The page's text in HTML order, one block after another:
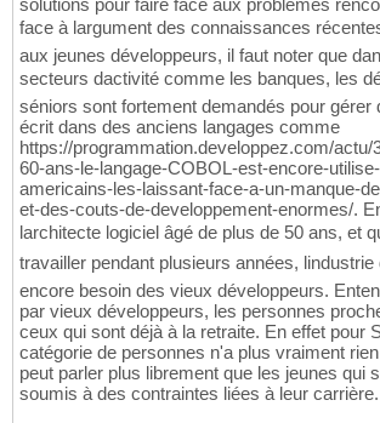
solutions pour faire face aux problèmes
face à largument des connaissances
aux jeunes développeurs, il faut noter que
secteurs dactivité comme les banques, les
séniors sont fortement demandés pour gérer
écrit dans des anciens langages comme
https://programmation.developpez.com/actu/
60-ans-le-langage-COBOL-est-encore-
americains-les-laissant-face-a-un-manque-
et-des-couts-de-developpement-enormes/.
larchitecte logiciel âgé de plus de 50 ans, et
travailler pendant plusieurs années,
encore besoin des vieux développeurs.
par vieux développeurs, les personnes
ceux qui sont déjà à la retraite. En effet pour
catégorie de personnes n'a plus vraiment
peut parler plus librement que les jeunes qui
soumis à des contraintes liées à leur carrière.